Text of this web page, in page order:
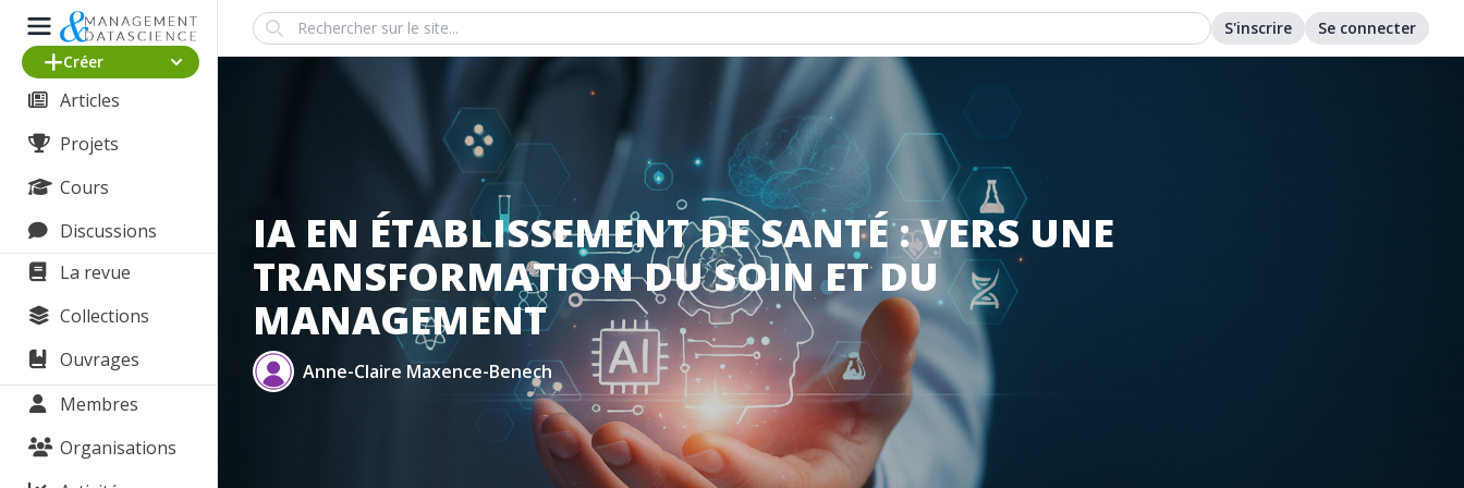
Créer
Articles
Projets
Cours
Discussions
La revue
Collections
Ouvrages
Membres
Organisations
Search S'inscrire Se connecter
IA EN ÉTABLISSEMENT DE SANTÉ : VERS UNE
TRANSFORMATION DU SOIN ET DU
MANAGEMENT
Anne-Claire Maxence-Benech